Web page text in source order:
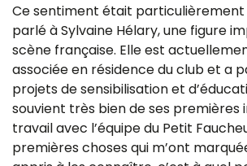
Ce sentiment était particulièrement
parlé à Sylvaine Hélary, une figure
scène française. Elle est
associée en résidence du club et a
projets de sensibilisation et
souvient très bien de ses premières
travail avec l’équipe du Petit
premières choses qui m’ont